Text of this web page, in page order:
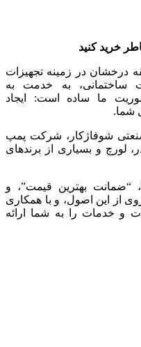
خرید کنید
درخشان در زمینه تجهیزات
ساختمانی، به خدمت به
ما ساده است: ایجاد
شما.
شوفاژکار، شرکت پمپ
لورچ و بسیاری از برندهای
بهترین قیمت”، و
از این اصول، و با همکاری
و خدمات را به شما ارائه